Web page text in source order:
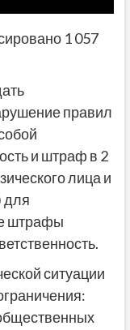
1 057
правил
и штраф в 2
лица и
для
штрафы
ситуации